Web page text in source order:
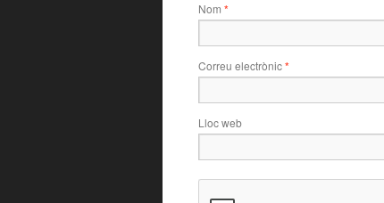
Nom *
Correu electrònic*
Lloc web